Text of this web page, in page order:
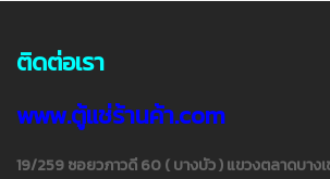
ติดต่อเรา
www.ตู้แช่ร้านค้า.com
19/259 ซอยวภาวดี 60 ( บางบัว ) แขวงตลาดบาง